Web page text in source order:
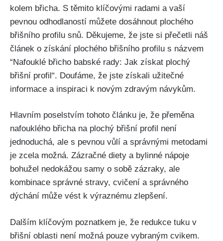
kolem břicha. S⁤ těmito klíčovými radami a vaší
pevnou odhodlaností můžete dosáhnout plochého
břišního⁤ profilu snů. Děkujeme,⁤ že​ jste si ‍přečetli ‍náš
článek⁢ o získání⁢ plochého‌ břišního profilu s názvem
⁢“Nafouklé břicho babské rady:​ Jak získat plochý
⁤břišní ⁢profil“. Doufáme, že jste získali užitečné
informace a inspiraci k⁣ novým zdravým návykům.
Hlavním poselstvím tohoto článku ⁣je, že přeměna
nafouklého břicha na ‌plochý‍ břišní profil není
jednoduchá, ale s pevnou⁤ vůlí a správnými metodami
je zcela možná. Zázračné diety ​a bylinné nápoje
‍bohužel nedokážou samy ​o sobě zázraky,​ ale
kombinace správné stravy, cvičení a správného
⁣dýchání může vést⁣ k výraznému zlepšení.
Dalším klíčovým poznatkem⁢ je, že⁤ redukce ‍tuku v
břišní oblasti není možná ‍pouze vybraným cvikem.